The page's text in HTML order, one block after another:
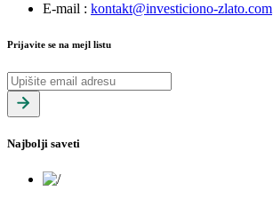
E-mail : kontakt@investiciono-zlato.com
Prijavite se na mejl listu
Najbolji saveti